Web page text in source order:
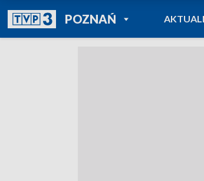
POZNAŃPOWRÓT DO
TVP REGIONY